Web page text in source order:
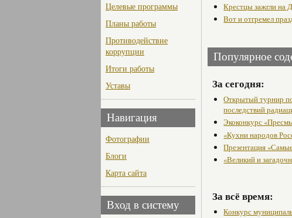
Целевые программы
Планы работы
Противодействие
коррупции
Итоги работы
Уставы
Навигация
Фотографии
Блоги
Карта сайта
Вход в систему
Крестцы зажгли на
Вот и отгремел
Популярное
За сегодня:
Открытый турнир
последствий
Экоконкурс
«Кухни народов
Презентация
«Великий и
За всё время:
Конкурс